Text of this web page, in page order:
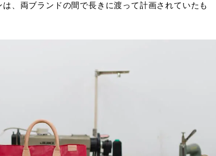
、両ブランドの間で長きに渡って計画されていたも